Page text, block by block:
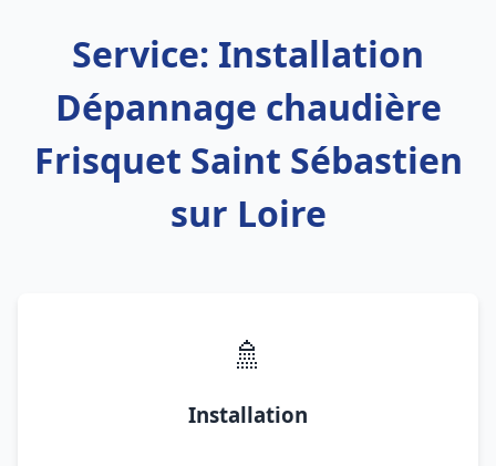
Service: Installation
Dépannage chaudière
Frisquet Saint Sébastien
sur Loire
🚿
Installation